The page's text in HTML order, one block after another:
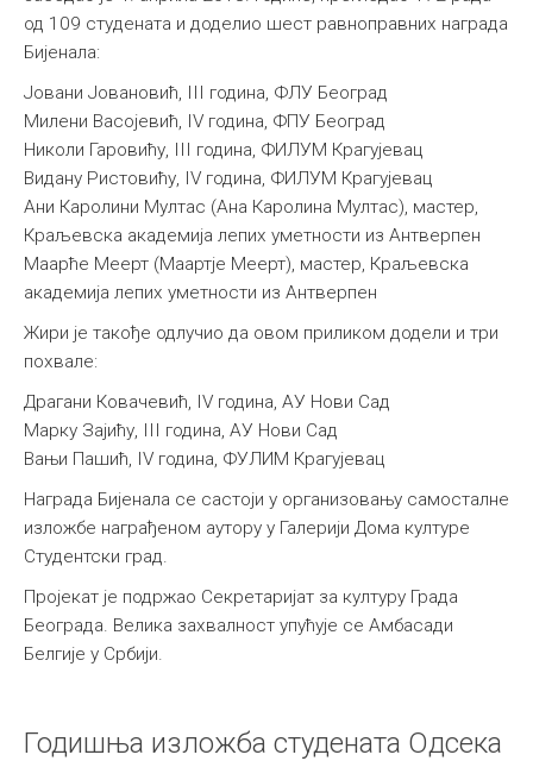
од 109 студената и доделио шест равноправних награда
Бијенала:
Јовани Јовановић, III година, ФЛУ Београд
Милени Васојевић, IV година, ФПУ Београд
Николи Гаровићу, III година, ФИЛУМ Крагујевац
Видану Ристовићу, IV година, ФИЛУМ Крагујевац
Ани Каролини Мултас (Ана Каролина Мултас), мастер,
Краљевска академија лепих уметности из Антверпен
Маарће Меерт (Маартје Меерт), мастер, Краљевска
академија лепих уметности из Антверпен
Жири је такође одлучио да овом приликом додели и три
похвале:
Драгани Ковачевић, IV година, АУ Нови Сад
Марку Зајићу, III година, АУ Нови Сад
Вањи Пашић, IV година, ФУЛИМ Крагујевац
Награда Бијенала се састоји у организовању самосталне
изложбе награђеном аутору у Галерији Дома културе
Студентски град.
Пројекат је подржао Секретаријат за културу Града
Београда. Велика захвалност упућује се Амбасади
Белгије у Србији.
Годишња изложба студената Одсека